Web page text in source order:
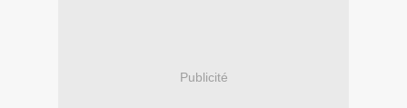
Publicité